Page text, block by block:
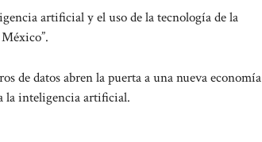
artificial y el uso de la tecnología de la
de datos abren la puerta a una nueva economía
la inteligencia artificial.